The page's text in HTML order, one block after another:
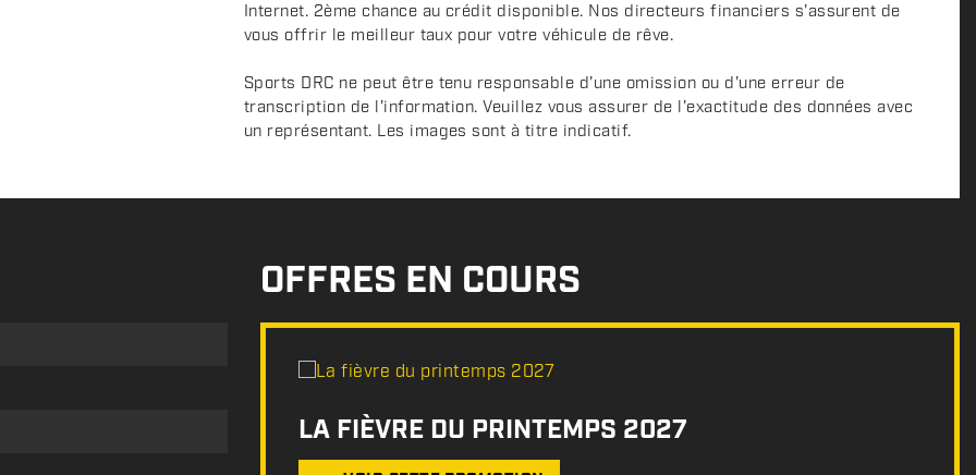
Internet. 2ème chance au crédit disponible. Nos directeurs financiers s'assurent de
vous offrir le meilleur taux pour votre véhicule de rêve.
Sports DRC ne peut être tenu responsable d'une omission ou d'une erreur de
transcription de l'information. Veuillez vous assurer de l'exactitude des données avec
un représentant. Les images sont à titre indicatif.
OFFRES EN COURS
LA FIÈVRE DU PRINTEMPS 2027